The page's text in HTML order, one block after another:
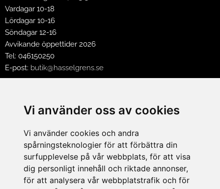
Vi använder oss av cookies
Vi använder cookies och andra
spårningsteknologier för att förbättra din
surfupplevelse på vår webbplats, för att visa
dig personligt innehåll och riktade annonser,
för att analysera vår webbplatstrafik och för
Vardagar 10-18
Lördagar 10-16
Söndagar 12-16
Avvikande öppettider 2026
Tel: 046150250
E-post: butik@hasselgrens.se
INFORMATION
Om oss
Mina sidor
Köpvillkor